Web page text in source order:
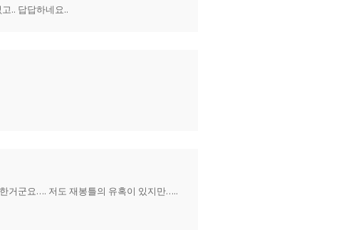
.. 답답하네요..
거군요…. 저도 재봉틀의 유혹이 있지만…..